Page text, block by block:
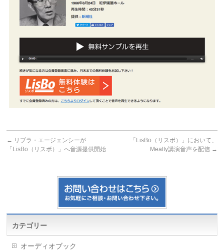
← リブラ・エージェンシーが
「LisBo（リスボ）」へ音源提供開始
「LisBo（リスボ）」において、
Mealty講演音声を配信 →
カテゴリー
オーディオブック